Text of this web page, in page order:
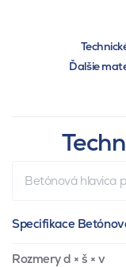
Ďalšie
Betónová hlavica
Specifikace
Rozmery d × š × v